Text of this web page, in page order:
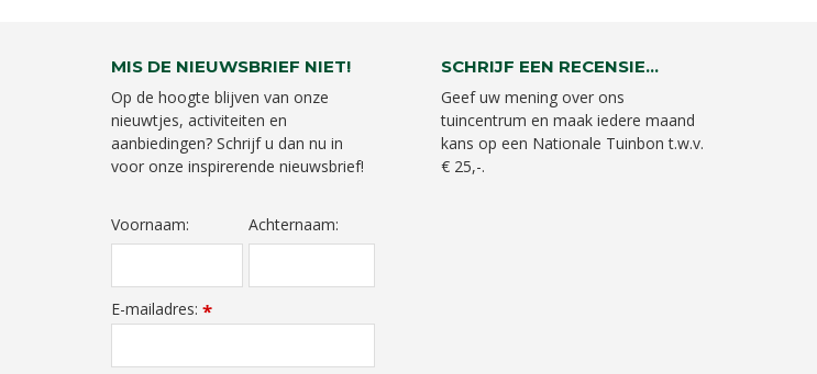
MIS DE NIEUWSBRIEF NIET!
Op de hoogte blijven van onze
nieuwtjes, activiteiten en
aanbiedingen? Schrijf u dan nu in
voor onze inspirerende nieuwsbrief!
Voornaam: Achternaam:
E-mailadres: *
SCHRIJF EEN RECENSIE...
Geef uw mening over ons
tuincentrum en maak iedere maand
kans op een Nationale Tuinbon t.w.v.
€ 25,-.